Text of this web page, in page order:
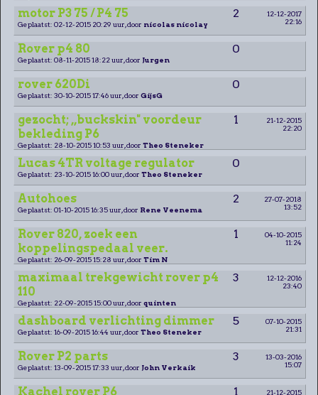
motor P3 75 / P4 75 2
12-12-2017
22:16
Geplaatst: 02-12-2015 20:29 uur, door nicolas nicolay
Rover p4 80 0
Geplaatst: 08-11-2015 18:22 uur, door Jurgen
rover 620Di 0
Geplaatst: 30-10-2015 17:46 uur, door GijsG
gezocht; ,,buckskin" voordeur
bekleding P6
1
21-12-2015
22:20
Geplaatst: 28-10-2015 10:53 uur, door Theo Steneker
Lucas 4TR voltage regulator 0
Geplaatst: 23-10-2015 16:00 uur, door Theo Steneker
Autohoes 2
27-07-2018
13:52
Geplaatst: 01-10-2015 16:35 uur, door Rene Veenema
Rover 820, zoek een
koppelingspedaal veer.
1
04-10-2015
11:24
Geplaatst: 26-09-2015 15:28 uur, door Tim N
maximaal trekgewicht rover p4
110
3
12-12-2016
23:40
Geplaatst: 22-09-2015 15:00 uur, door quinten
dashboard verlichting dimmer 5
07-10-2015
21:31
Geplaatst: 16-09-2015 16:44 uur, door Theo Steneker
Rover P2 parts 3
13-03-2016
15:07
Geplaatst: 13-09-2015 17:33 uur, door John Verkaik
Kachel rover P6 1
21-12-2015